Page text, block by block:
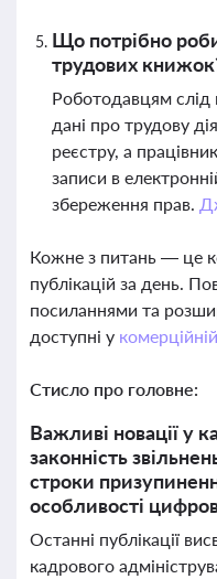
Що потрібно
трудових
Роботодавцям слід
дані про трудову
реєстру, а
записи в
збереження прав.
Кожне з питань — це
публікацій за день.
посиланнями та
доступні у
Стисло про головне:
Важливі новації у
законність
строки
особливості
Останні публікації
кадрового